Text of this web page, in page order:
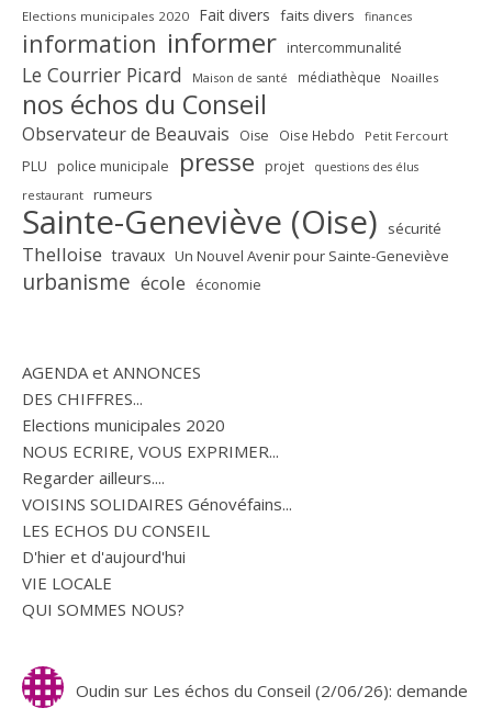
Elections municipales 2020 Fait divers faits divers finances
information informer intercommunalité
Le Courrier Picard Maison de santé médiathèque Noailles
nos échos du Conseil
Observateur de Beauvais Oise Oise Hebdo Petit Fercourt
PLU police municipale presse projet questions des élus
restaurant rumeurs
Sainte-Geneviève (Oise) sécurité
Thelloise travaux Un Nouvel Avenir pour Sainte-Geneviève
urbanisme école économie
AGENDA et ANNONCES
DES CHIFFRES...
Elections municipales 2020
NOUS ECRIRE, VOUS EXPRIMER...
Regarder ailleurs....
VOISINS SOLIDAIRES Génovéfains...
LES ECHOS DU CONSEIL
D'hier et d'aujourd'hui
VIE LOCALE
QUI SOMMES NOUS?
Oudin sur Les échos du Conseil (2/06/26): demande